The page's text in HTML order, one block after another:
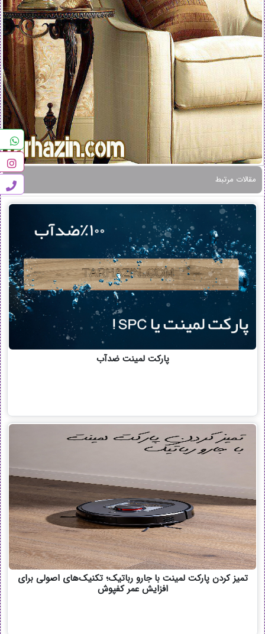
مقالات مرتبط
پارکت لمینت ضدآب
تمیز کردن پارکت لمینت با جارو رباتیک؛ تکنیک‌های اصولی برای
افزایش عمر کفپوش